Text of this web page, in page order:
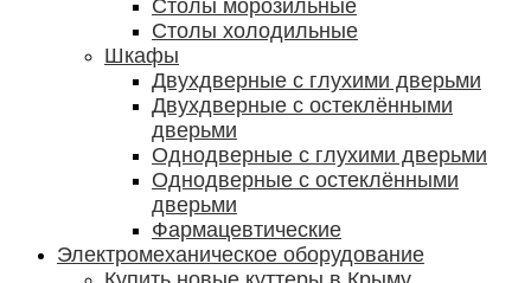
Столы морозильные
Столы холодильные
Шкафы
Двухдверные с глухими дверьми
Двухдверные с остеклёнными
дверьми
Однодверные с глухими дверьми
Однодверные с остеклёнными
дверьми
Фармацевтические
Электромеханическое оборудование